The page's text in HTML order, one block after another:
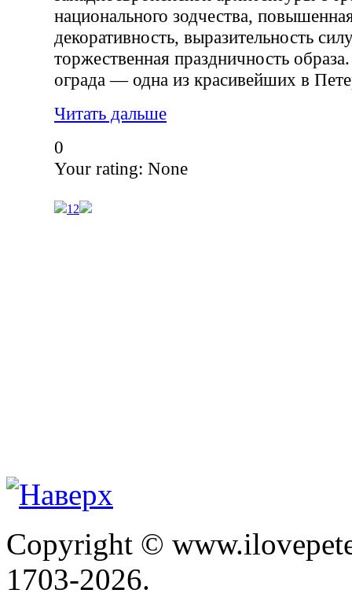
национального зодчества,
декоративность, выразительность
торжественная праздничность
ограда — одна из красивейших в
Читать дальше
0
Your rating: None
1 2
Copyright ©
1703-2026.